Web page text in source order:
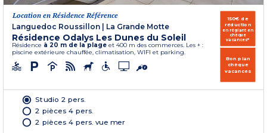
Location en Résidence Référence
Languedoc Roussillon
La Grande Motte
Résidence Odalys Les Dunes du Soleil
Résidence à 20 m de la plage et 400 m des commerces. Les + :
piscine extérieure chauffée, climatisation, WIFI et parking.
150€ de
réduction
en réglant en
chèque
vacances*
Bon plan
chèque
vacances
Studio 2 pers.
2 pièces 4 pers.
2 pièces 4 pers. vue mer